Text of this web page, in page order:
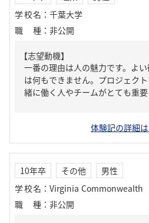
学校名 ： 千葉大学
職種 ： 非公開
【志望動機】
一番の理由は人の魅力です。よ
は何もできません。プロジェク
緒に働く人やチームがとても重
体験記の詳細
10年卒 その他
男性
学校名 ： Virginia Commonwealth
職種 ： 非公開